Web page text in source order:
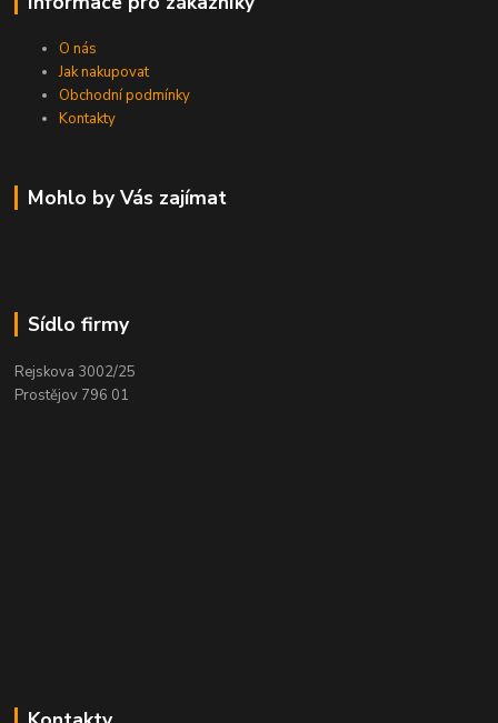
O nás
Jak nakupovat
Obchodní podmínky
Kontakty
Mohlo by Vás zajímat
Sídlo firmy
Rejskova 3002/25
Prostějov 796 01